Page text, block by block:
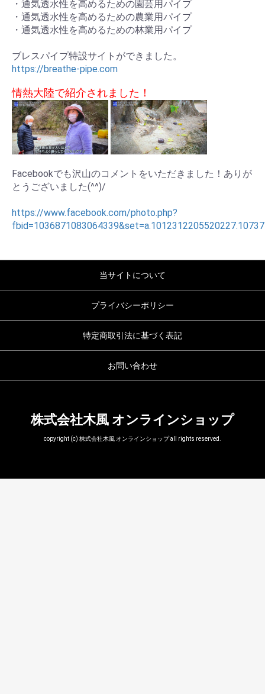
・通気透水性を高めるための園芸用パイプ
・通気透水性を高めるための農業用パイプ
・通気透水性を高めるための林業用パイプ
ブレスパイプ特設サイトができました。
https://breathe-pipe.com
情熱大陸で紹介されました！
Facebookでも沢山のコメントをいただきました！ありが
とうございました(^^)/
https://www.facebook.com/photo.php?
当サイトについて
プライバシーポリシー
特定商取引法に基づく表記
お問い合わせ
株式会社木風 オンラインショップ
copyright (c) 株式会社木風 オンラインショップ all rights reserved.